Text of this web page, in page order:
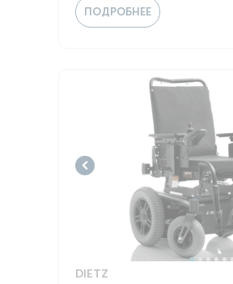
ПОДРОБНЕЕ
DIETZ